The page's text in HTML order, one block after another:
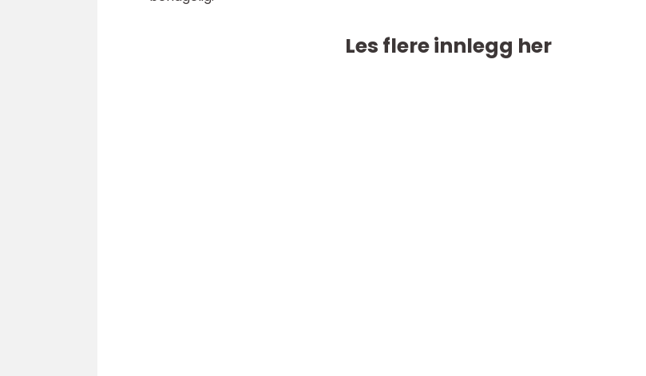
Les flere innlegg her